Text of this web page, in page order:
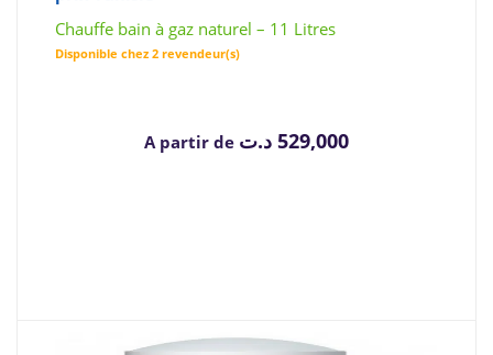
Chauffe bain à gaz naturel – 11 Litres
Disponible chez 2 revendeur(s)
A partir de 529,000 د.ت